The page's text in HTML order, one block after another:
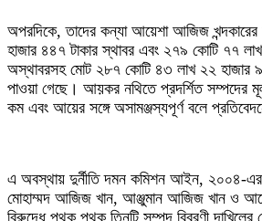
‎অপরদিকে, তাদের কন্যা আয়েশা আজিজ
হাজার ৪৪৭ টাকার স্থাবর এবং ২৭৯ কোটি ৭৭
অস্থাবরসহ মোট ২৮৭ কোটি ৪৩ লাখ ২২ হাজার
পাওয়া গেছে। আয়কর নথিতে প্রদর্শিত সম্পদের
কম এবং আয়ের সঙ্গে অসামঞ্জস্যপূর্ণ বলে
‎এ অবস্থায় দুর্নীতি দমন কমিশন আইন, ২০০৪-এর
মোহাম্মদ আজিজ খান, আঞ্জুমান আজিজ খান ও